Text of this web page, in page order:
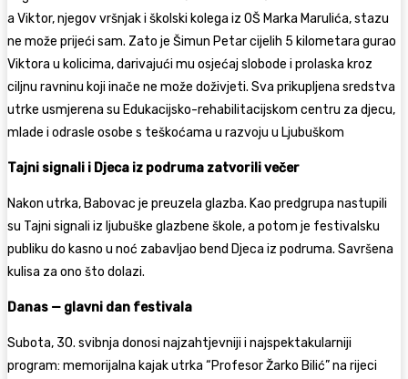
a Viktor, njegov vršnjak i školski kolega iz OŠ Marka Marulića, stazu
ne može prijeći sam. Zato je Šimun Petar cijelih 5 kilometara gurao
Viktora u kolicima, darivajući mu osjećaj slobode i prolaska kroz
ciljnu ravninu koji inače ne može doživjeti. Sva prikupljena sredstva
utrke usmjerena su Edukacijsko-rehabilitacijskom centru za djecu,
mlade i odrasle osobe s teškoćama u razvoju u Ljubuškom
Tajni signali i Djeca iz podruma zatvorili večer
Nakon utrka, Babovac je preuzela glazba. Kao predgrupa nastupili
su Tajni signali iz ljubuške glazbene škole, a potom je festivalsku
publiku do kasno u noć zabavljao bend Djeca iz podruma. Savršena
kulisa za ono što dolazi.
Danas — glavni dan festivala
Subota, 30. svibnja donosi najzahtjevniji i najspektakularniji
program: memorijalna kajak utrka “Profesor Žarko Bilić” na rijeci